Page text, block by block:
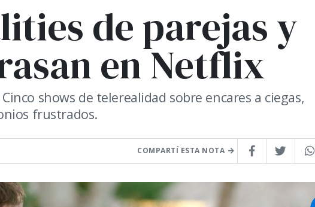
de parejas y
en Netflix
shows de telerealidad sobre encares a ciegas,
frustrados.
COMPARTÍ ESTA NOTA